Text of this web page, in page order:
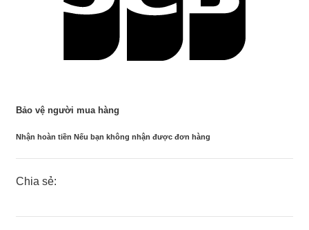
Bảo vệ người mua hàng
Nhận hoàn tiền Nếu bạn không nhận được đơn hàng
Chia sẻ: